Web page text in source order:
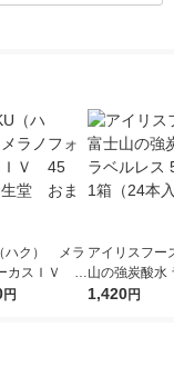
ハク） メラ
カスＩＶ 4
堂 おまけ
円
アイリスフー
山の強炭酸水
レス 500ml 1
1,420円